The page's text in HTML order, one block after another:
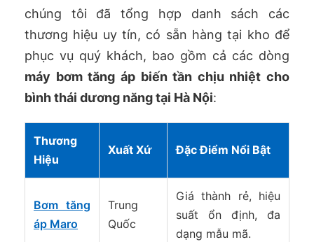
chúng tôi đã tổng hợp danh sách các
thương hiệu uy tín, có sẵn hàng tại kho để
phục vụ quý khách, bao gồm cả các dòng
máy bơm tăng áp biến tần chịu nhiệt cho
bình thái dương năng tại Hà Nội:
Thương
Hiệu
Xuất Xứ Đặc Điểm Nổi Bật
Bơm tăng
áp Maro
Trung
Quốc
Giá thành rẻ, hiệu
suất ổn định, đa
dạng mẫu mã.